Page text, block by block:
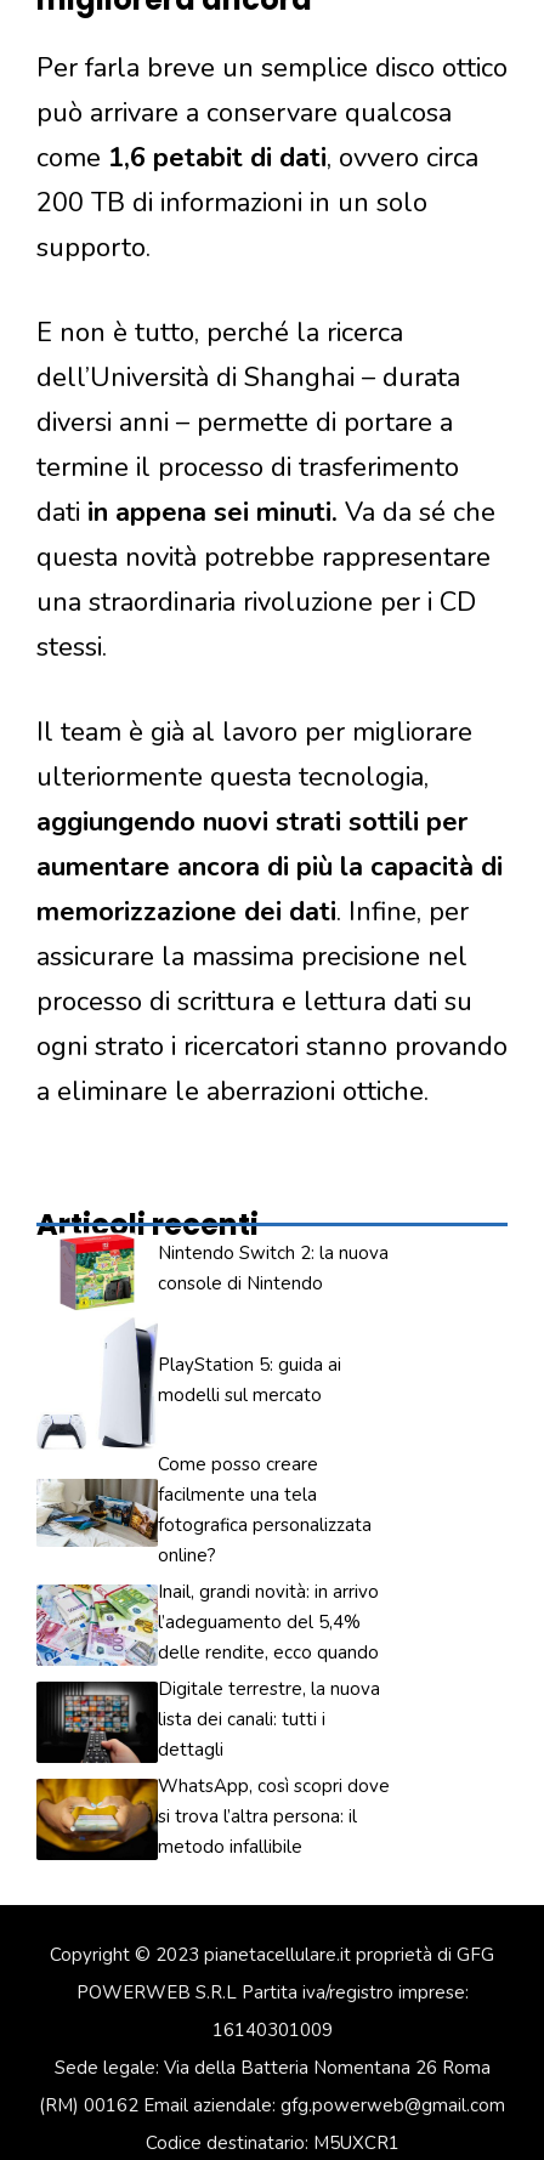
Per farla breve un semplice disco ottico
può arrivare a conservare qualcosa
come 1,6 petabit di dati, ovvero circa
200 TB di informazioni in un solo
supporto.
E non è tutto, perché la ricerca
dell’Università di Shanghai – durata
diversi anni – permette di portare a
termine il processo di trasferimento
dati in appena sei minuti. Va da sé che
questa novità potrebbe rappresentare
una straordinaria rivoluzione per i CD
stessi.
Il team è già al lavoro per migliorare
ulteriormente questa tecnologia,
aggiungendo nuovi strati sottili per
aumentare ancora di più la capacità di
memorizzazione dei dati. Infine, per
assicurare la massima precisione nel
processo di scrittura e lettura dati su
ogni strato i ricercatori stanno provando
a eliminare le aberrazioni ottiche.
Articoli recenti
Nintendo Switch 2: la nuova
console di Nintendo
PlayStation 5: guida ai
modelli sul mercato
Come posso creare
facilmente una tela
fotografica personalizzata
online?
Inail, grandi novità: in arrivo
l’adeguamento del 5,4%
delle rendite, ecco quando
Digitale terrestre, la nuova
lista dei canali: tutti i
dettagli
WhatsApp, così scopri dove
si trova l’altra persona: il
metodo infallibile
Copyright © 2023 pianetacellulare.it proprietà di GFG
POWERWEB S.R.L Partita iva/registro imprese:
16140301009
Sede legale: Via della Batteria Nomentana 26 Roma
(RM) 00162 Email aziendale: gfg.powerweb@gmail.com
Codice destinatario: M5UXCR1